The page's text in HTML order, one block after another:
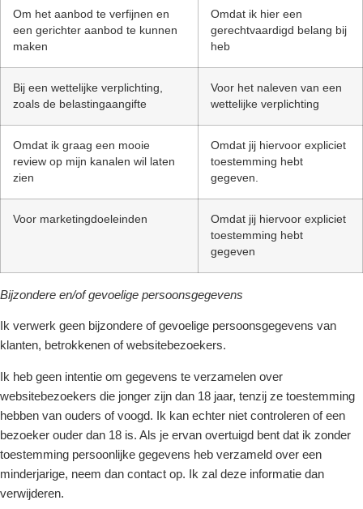
Om het aanbod te verfijnen en
een gerichter aanbod te kunnen
maken
Omdat ik hier een
gerechtvaardigd belang bij
heb
Bij een wettelijke verplichting,
zoals de belastingaangifte
Voor het naleven van een
wettelijke verplichting
Omdat ik graag een mooie
review op mijn kanalen wil laten
zien
Omdat jij hiervoor expliciet
toestemming hebt
gegeven.
Voor marketingdoeleinden
Omdat jij hiervoor expliciet
toestemming hebt
gegeven
Bijzondere en/of gevoelige persoonsgegevens
Ik verwerk geen bijzondere of gevoelige persoonsgegevens van
klanten, betrokkenen of websitebezoekers.
Ik heb geen intentie om gegevens te verzamelen over
websitebezoekers die jonger zijn dan 18 jaar, tenzij ze toestemming
hebben van ouders of voogd. Ik kan echter niet controleren of een
bezoeker ouder dan 18 is. Als je ervan overtuigd bent dat ik zonder
toestemming persoonlijke gegevens heb verzameld over een
minderjarige, neem dan contact op. Ik zal deze informatie dan
verwijderen.